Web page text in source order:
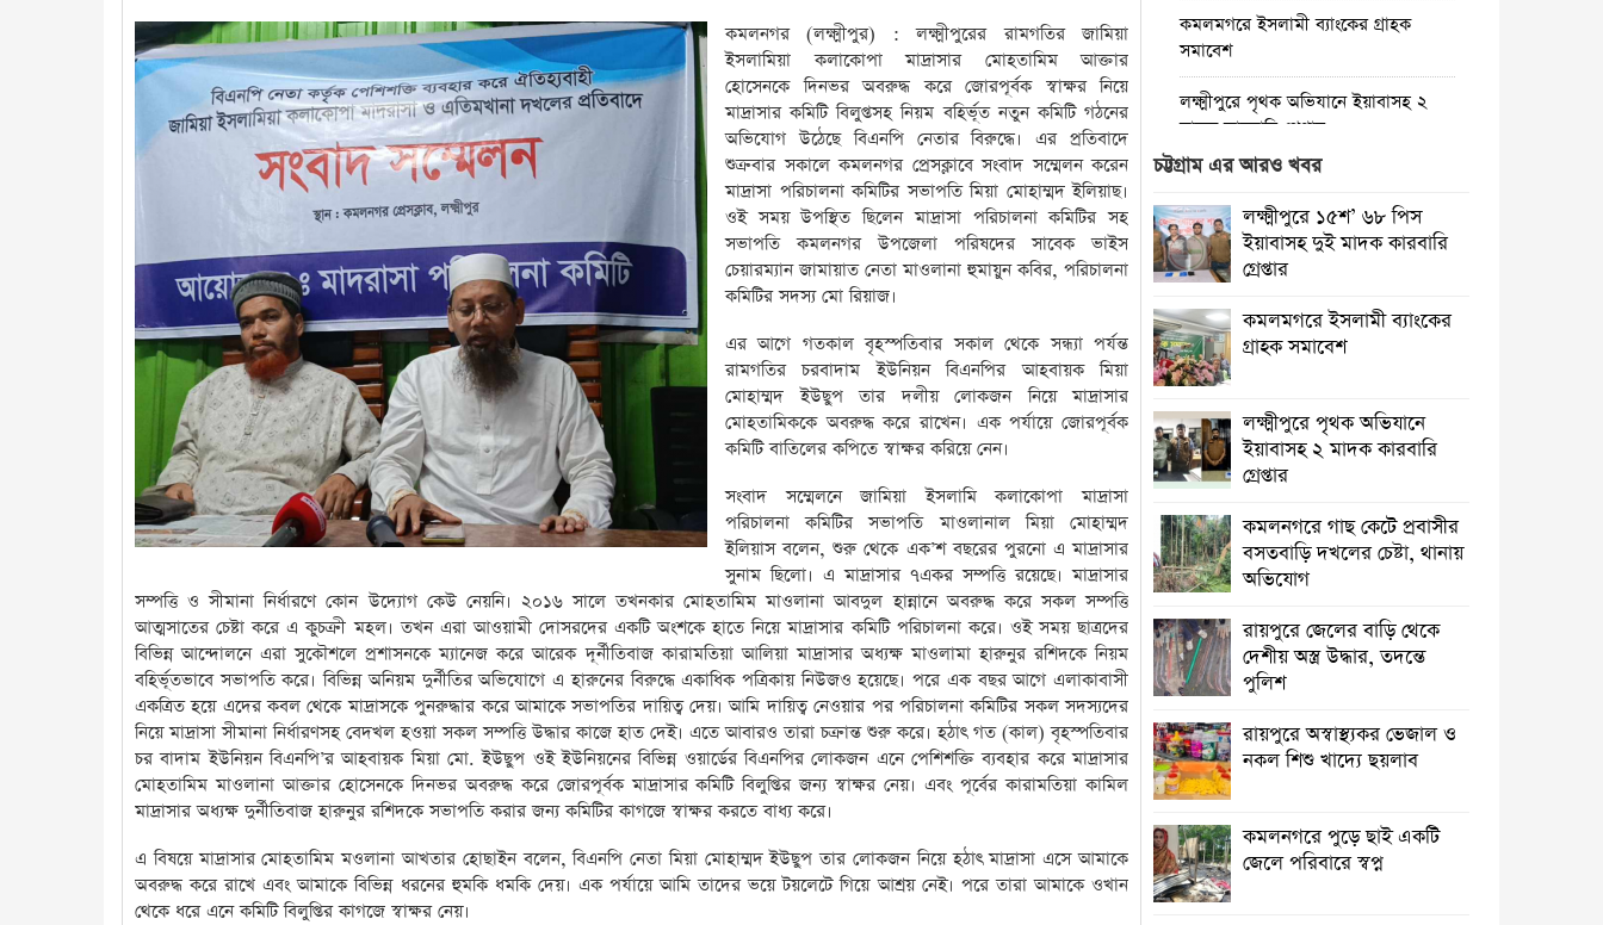
কমলনগর (লক্ষ্মীপুর) : লক্ষ্মীপুরের রামগতির জামিয়া
ইসলামিয়া কলাকোপা মাদ্রাসার মোহতামিম আক্তার
হোসেনকে দিনভর অবরুদ্ধ করে জোরপূর্বক স্বাক্ষর নিয়ে
মাদ্রাসার কমিটি বিলুপ্তসহ নিয়ম বহির্ভূত নতুন কমিটি গঠনের
অভিযোগ উঠেছে বিএনপি নেতার বিরুদ্ধে। এর প্রতিবাদে
শুক্রবার সকালে কমলনগর প্রেসক্লাবে সংবাদ সম্মেলন করেন
মাদ্রাসা পরিচালনা কমিটির সভাপতি মিয়া মোহাম্মদ ইলিয়াছ।
ওই সময় উপস্থিত ছিলেন মাদ্রাসা পরিচালনা কমিটির সহ
সভাপতি কমলনগর উপজেলা পরিষদের সাবেক ভাইস
চেয়ারম্যান জামায়াত নেতা মাওলানা হুমায়ুন কবির, পরিচালনা
কমিটির সদস্য মো রিয়াজ।
‎এর আগে গতকাল বৃহস্পতিবার সকাল থেকে সন্ধ্যা পর্যন্ত
রামগতির চরবাদাম ইউনিয়ন বিএনপির আহবায়ক মিয়া
মোহাম্মদ ইউছুপ তার দলীয় লোকজন নিয়ে মাদ্রাসার
মোহতামিককে অবরুদ্ধ করে রাখেন। এক পর্যায়ে জোরপূর্বক
কমিটি বাতিলের কপিতে স্বাক্ষর করিয়ে নেন।
‎সংবাদ সম্মেলনে জামিয়া ইসলামি কলাকোপা মাদ্রাসা
পরিচালনা কমিটির সভাপতি মাওলানাল মিয়া মোহাম্মদ
ইলিয়াস বলেন, শুরু থেকে এক’শ বছরের পুরনো এ মাদ্রাসার
সুনাম ছিলো। এ মাদ্রাসার ৭একর সম্পত্তি রয়েছে। মাদ্রাসার
সম্পত্তি ও সীমানা নির্ধারণে কোন উদ্যোগ কেউ নেয়নি। ২০১৬ সালে তখনকার মোহতামিম মাওলানা আবদুল হান্নানে অবরুদ্ধ করে সকল সম্পত্তি
আত্মসাতের চেষ্টা করে এ কুচক্রী মহল। তখন এরা আওয়ামী দোসরদের একটি অংশকে হাতে নিয়ে মাদ্রাসার কমিটি পরিচালনা করে। ওই সময় ছাত্রদের
বিভিন্ন আন্দোলনে এরা সুকৌশলে প্রশাসনকে ম্যানেজ করে আরেক দূর্নীতিবাজ কারামতিয়া আলিয়া মাদ্রাসার অধ্যক্ষ মাওলামা হারুনুর রশিদকে নিয়ম
বহির্ভূতভাবে সভাপতি করে। বিভিন্ন অনিয়ম দুর্নীতির অভিযোগে এ হারুনের বিরুদ্ধে একাধিক পত্রিকায় নিউজও হয়েছে। পরে এক বছর আগে এলাকাবাসী
একত্রিত হয়ে এদের কবল থেকে মাদ্রাসকে পুনরুদ্ধার করে আমাকে সভাপতির দায়িত্ব দেয়। আমি দায়িত্ব নেওয়ার পর পরিচালনা কমিটির সকল সদস্যদের
নিয়ে মাদ্রাসা সীমানা নির্ধারণসহ বেদখল হওয়া সকল সম্পত্তি উদ্ধার কাজে হাত দেই। এতে আবারও তারা চক্রান্ত শুরু করে। হঠাৎ গত (কাল) বৃহস্পতিবার
চর বাদাম ইউনিয়ন বিএনপি’র আহবায়ক মিয়া মো. ইউছুপ ওই ইউনিয়নের বিভিন্ন ওয়ার্ডের বিএনপির লোকজন এনে পেশিশক্তি ব্যবহার করে মাদ্রাসার
মোহতামিম মাওলানা আক্তার হোসেনকে দিনভর অবরুদ্ধ করে জোরপূর্বক মাদ্রাসার কমিটি বিলুপ্তির জন্য স্বাক্ষর নেয়। এবং পূর্বের কারামতিয়া কামিল
মাদ্রাসার অধ্যক্ষ দুর্নীতিবাজ হারুনুর রশিদকে সভাপতি করার জন্য কমিটির কাগজে স্বাক্ষর করতে বাধ্য করে।
‎এ বিষয়ে মাদ্রাসার মোহতামিম মওলানা আখতার হোছাইন বলেন, বিএনপি নেতা মিয়া মোহাম্মদ ইউছুপ তার লোকজন নিয়ে হঠাৎ মাদ্রাসা এসে আমাকে
অবরুদ্ধ করে রাখে এবং আমাকে বিভিন্ন ধরনের হুমকি ধমকি দেয়। এক পর্যায়ে আমি তাদের ভয়ে টয়লেটে গিয়ে আশ্রয় নেই। পরে তারা আমাকে ওখান
থেকে ধরে এনে কমিটি বিলুপ্তির কাগজে স্বাক্ষর নেয়।
কমলমগরে ইসলামী ব্যাংকের গ্রাহক
সমাবেশ ‎
লক্ষ্মীপুরে পৃথক অভিযানে ইয়াবাসহ ২
মাদক কারবারি গ্রেপ্তার
কমলনগরে গাছ কেটে প্রবাসীর বসতবাড়ি
‎দখলের চেষ্টা, থানায় অভিযোগ
রায়পুরে জেলের বাড়ি থেকে দেশীয় অস্ত্র
উদ্ধার, তদন্তে পুলিশ
রায়পুরে অস্বাস্থ্যকর ভেজাল ও নকল শিশু
খাদ্যে ছয়লাব
কমলনগরে পুড়ে ছাই একটি জেলে
পরিবারে স্বপ্ন
লক্ষ্মীপুরে ভেজাল ঘি’র কারখানায়
অভিযান, ৩লাখ টাকা জরিমানা
কমলনগরে জুলাই শহিদ দিবস উপলক্ষে
আলোচনা সভা
রায়পুরে প্রেসক্রিপশন ছাড়া ওষুধ বিক্রি, ২
ফার্মেসিকে জরিমানা ‎
তিন বছরেও শেষ হয়নি রায়পুর পৌরসভার
ড্রেনেজ নির্মান কাজ, ভোগান্তি
আমার ঘরের ডাক্তার ও বিপদের বন্ধু ডা.
আমান
কমলনগরে আওয়ামী লীগ নেতার
জামায়াতে যোগদান ‎
চট্টগ্রাম এর আরও খবর
লক্ষ্মীপুরে ১৫শ’ ৬৮ পিস
ইয়াবাসহ দুই মাদক কারবারি
গ্রেপ্তার
কমলমগরে ইসলামী ব্যাংকের
গ্রাহক সমাবেশ ‎
লক্ষ্মীপুরে পৃথক অভিযানে
ইয়াবাসহ ২ মাদক কারবারি
গ্রেপ্তার
কমলনগরে গাছ কেটে প্রবাসীর
বসতবাড়ি ‎দখলের চেষ্টা, থানায়
অভিযোগ
রায়পুরে জেলের বাড়ি থেকে
দেশীয় অস্ত্র উদ্ধার, তদন্তে
পুলিশ
রায়পুরে অস্বাস্থ্যকর ভেজাল ও
নকল শিশু খাদ্যে ছয়লাব
কমলনগরে পুড়ে ছাই একটি
জেলে পরিবারে স্বপ্ন